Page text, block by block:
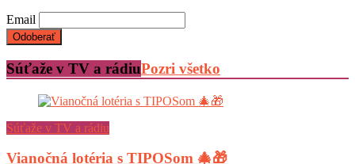
Email
Súťaže v TV a rádiuPozri všetko
Súťaže v TV a rádiu
Vianočná lotéria s TIPOSom 🎄🎁